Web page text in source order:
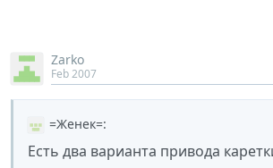
Zarko
Feb 2007
=Женек=:
Есть два варианта привода